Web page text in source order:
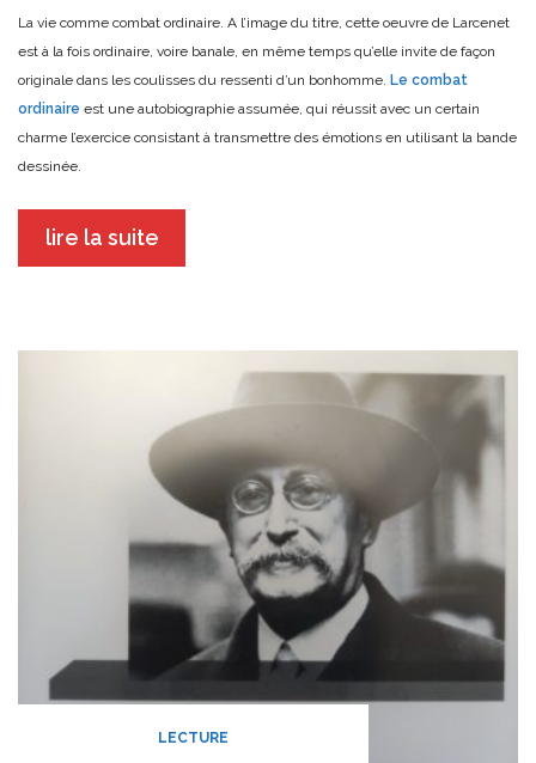
La vie comme combat ordinaire. A l’image du titre, cette oeuvre de Larcenet
est à la fois ordinaire, voire banale, en même temps qu’elle invite de façon
originale dans les coulisses du ressenti d’un bonhomme. Le combat
ordinaire est une autobiographie assumée, qui réussit avec un certain
charme l’exercice consistant à transmettre des émotions en utilisant la bande
dessinée.
lire la suite
LECTURE